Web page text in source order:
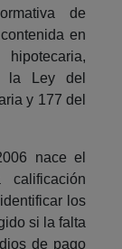
de
en
la Ley del
y 177 del
nace el
los
si la falta
de pago